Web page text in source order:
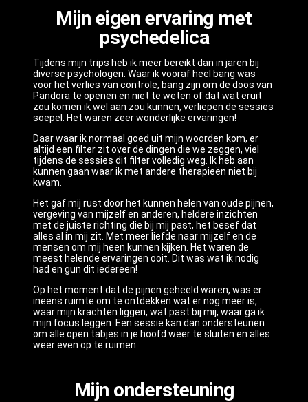
Mijn eigen ervaring met
psychedelica
Tijdens mijn trips heb ik meer bereikt dan in jaren bij
diverse psychologen. Waar ik vooraf heel bang was
voor het verlies van controle, bang zijn om de doos van
Pandora te openen en niet te weten of dat wat eruit
zou komen ik wel aan zou kunnen, verliepen de sessies
soepel. Het waren zeer wonderlijke ervaringen!
Daar waar ik normaal goed uit mijn woorden kom, er
altijd een filter zit over de dingen die we zeggen, viel
tijdens de sessies dit filter volledig weg. Ik heb aan
kunnen gaan waar ik met andere therapieën niet bij
kwam.
Het gaf mij rust door het kunnen helen van oude pijnen,
vergeving van mijzelf en anderen, heldere inzichten
met de juiste richting die bij mij past, het besef dat
alles al in mij zit. Met meer liefde naar mijzelf en de
mensen om mij heen kunnen kijken. Het waren de
meest helende ervaringen ooit. Dit was wat ik nodig
had en gun dit iedereen!
Op het moment dat de pijnen geheeld waren, was er
ineens ruimte om te ontdekken wat er nog meer is,
waar mijn krachten liggen, wat past bij mij, waar ga ik
mijn focus leggen. Een sessie kan dan ondersteunen
om alle open tabjes in je hoofd weer te sluiten en alles
weer even op te ruimen.
Mijn ondersteuning